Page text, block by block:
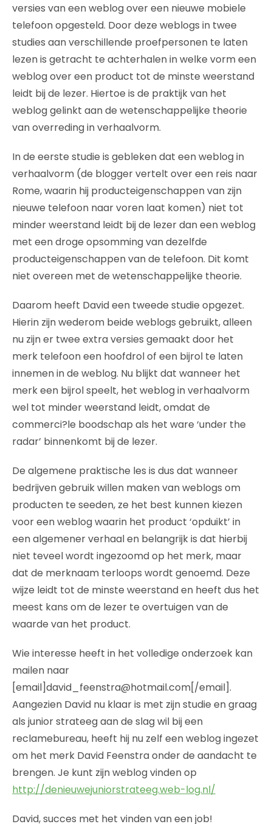
versies van een weblog over een nieuwe mobiele
telefoon opgesteld. Door deze weblogs in twee
studies aan verschillende proefpersonen te laten
lezen is getracht te achterhalen in welke vorm een
weblog over een product tot de minste weerstand
leidt bij de lezer. Hiertoe is de praktijk van het
weblog gelinkt aan de wetenschappelijke theorie
van overreding in verhaalvorm.
In de eerste studie is gebleken dat een weblog in
verhaalvorm (de blogger vertelt over een reis naar
Rome, waarin hij producteigenschappen van zijn
nieuwe telefoon naar voren laat komen) niet tot
minder weerstand leidt bij de lezer dan een weblog
met een droge opsomming van dezelfde
producteigenschappen van de telefoon. Dit komt
niet overeen met de wetenschappelijke theorie.
Daarom heeft David een tweede studie opgezet.
Hierin zijn wederom beide weblogs gebruikt, alleen
nu zijn er twee extra versies gemaakt door het
merk telefoon een hoofdrol of een bijrol te laten
innemen in de weblog. Nu blijkt dat wanneer het
merk een bijrol speelt, het weblog in verhaalvorm
wel tot minder weerstand leidt, omdat de
commerci?le boodschap als het ware ‘under the
radar’ binnenkomt bij de lezer.
De algemene praktische les is dus dat wanneer
bedrijven gebruik willen maken van weblogs om
producten te seeden, ze het best kunnen kiezen
voor een weblog waarin het product ‘opduikt’ in
een algemener verhaal en belangrijk is dat hierbij
niet teveel wordt ingezoomd op het merk, maar
dat de merknaam terloops wordt genoemd. Deze
wijze leidt tot de minste weerstand en heeft dus het
meest kans om de lezer te overtuigen van de
waarde van het product.
Wie interesse heeft in het volledige onderzoek kan
mailen naar
[email]david_feenstra@hotmail.com[/email].
Aangezien David nu klaar is met zijn studie en graag
als junior strateeg aan de slag wil bij een
reclamebureau, heeft hij nu zelf een weblog ingezet
om het merk David Feenstra onder de aandacht te
brengen. Je kunt zijn weblog vinden op
http://denieuwejuniorstrateeg.web-log.nl/
David, succes met het vinden van een job!